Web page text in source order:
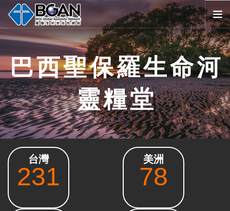
首頁
全球堂會
消息公告
影音媒體
代禱事項
資源共享
友好連結
搜尋
SELECT LANGUAGE
巴西聖保羅生命河
靈糧堂
台灣
231
美洲
78